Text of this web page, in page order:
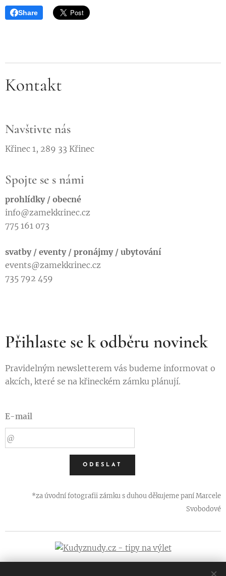
Share
Kontakt
Navštivte nás
Křinec 1, 289 33 Křinec
Spojte se s námi
prohlídky / obecné
info@zamekkrinec.cz
775 161 073
svatby / eventy / pronájmy / ubytování
events@zamekkrinec.cz
735 792 459
Přihlaste se k odběru novinek
Pravidelným newsletterem vás budeme informovat o
akcích, které se na křineckém zámku plánují.
E-mail
ODESLAT
*za úvodní fotografii zámku s duhou děkujeme paní Marcele
Svobodové